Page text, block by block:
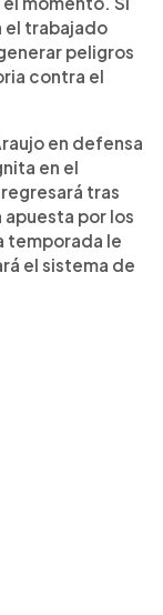
el trabajado
peligros
contra el
en defensa
en el
tras
por los
temporada le
el sistema de